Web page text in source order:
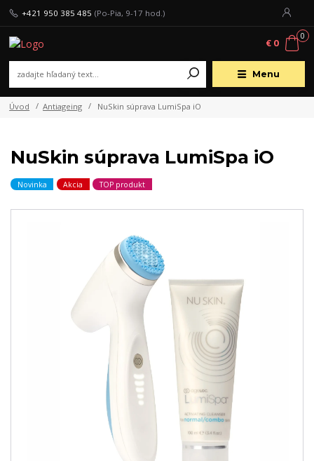
Menu
+421 950 385 485 (Po-Pia, 9-17 hod.)
0
€ 0
Úvod Antiageing NuSkin súprava LumiSpa iO
NuSkin súprava LumiSpa iO
Novinka Akcia TOP produkt